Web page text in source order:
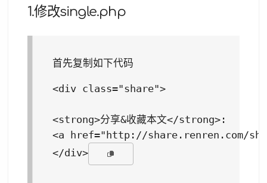
1.修改single.php
首先复制如下代码
<div class="share">
<strong>分享&收藏本文</strong>:
<a href="http://share.renren.com/
</div>